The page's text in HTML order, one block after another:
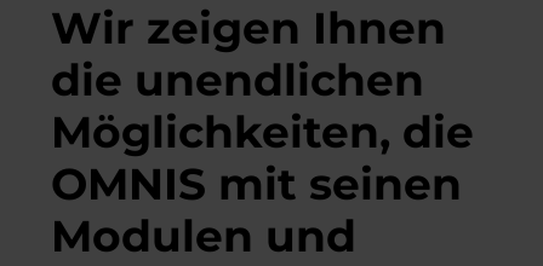
Wir zeigen Ihnen
die unendlichen
Möglichkeiten, die
OMNIS mit seinen
Modulen und